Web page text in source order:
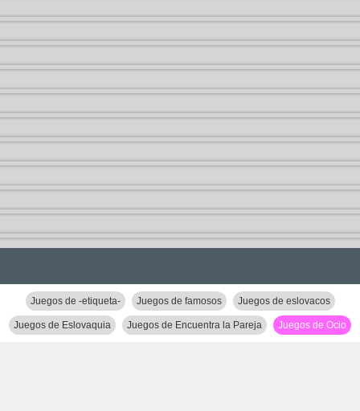
Juegos de -etiqueta- Juegos de famosos Juegos de eslovacos
Juegos de Eslovaquia Juegos de Encuentra la Pareja Juegos de Ocio